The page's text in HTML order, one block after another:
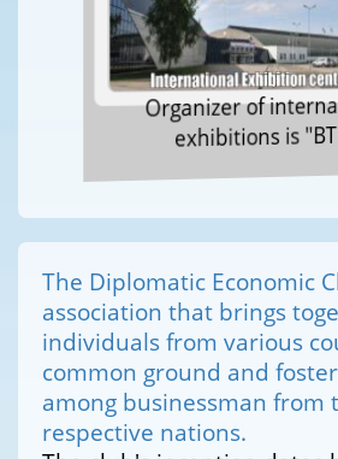
Organizer of
exhibitions is
The Diplomatic Economic
association that brings
individuals from various
common ground and
among businessman from
respective nations.